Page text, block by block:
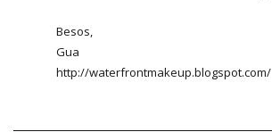
Besos,
Gua
http://waterfrontmakeup.blogspot.com/